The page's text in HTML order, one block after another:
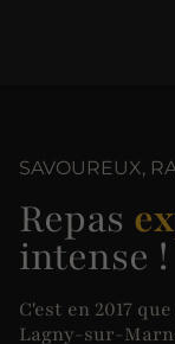
SAVOUREUX,
Repas
intense !
C'est en 2017
Lagny-sur-